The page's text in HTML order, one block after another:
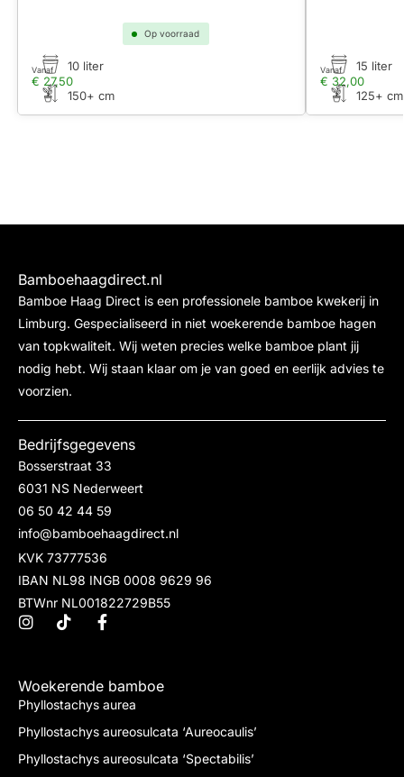
Op voorraad
€ 27,50
Vanaf 10 liter
150+ cm
€ 32,00
Vanaf 15 liter
125+ cm
Bamboehaagdirect.nl
Bamboe Haag Direct is een professionele bamboe kwekerij in
Limburg. Gespecialiseerd in niet woekerende bamboe hagen
van topkwaliteit. Wij weten precies welke bamboe plant jij
nodig hebt. Wij staan klaar om je van goed en eerlijk advies te
voorzien.
Bedrijfsgegevens
Bosserstraat 33
6031 NS Nederweert
06 50 42 44 59
info@bamboehaagdirect.nl
KVK 73777536
IBAN NL98 INGB 0008 9629 96
BTWnr NL001822729B55
Woekerende bamboe
Phyllostachys aurea
Phyllostachys aureosulcata ‘Aureocaulis’
Phyllostachys aureosulcata ‘Spectabilis’